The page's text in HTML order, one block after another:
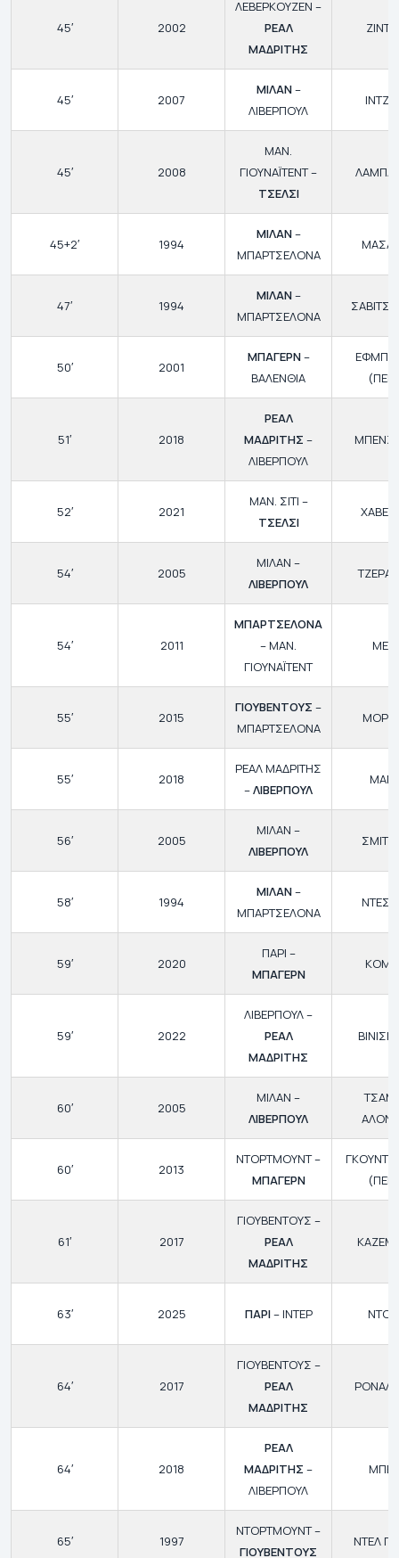
45′ 2002
ΛΕΒΕΡΚΟΥΖΕΝ –
ΡΕΑΛ
ΜΑΔΡΙΤΗΣ
45′ 2007
ΜΙΛΑΝ–
ΛΙΒΕΡΠΟΥΛ
45′ 2008
ΜΑΝ.
ΓΙΟΥΝΑΪΤΕΝΤ –
ΤΣΕΛΣΙ
45+2′ 1994
ΜΙΛΑΝ–
ΜΠΑΡΤΣΕΛΟΝΑ
47′ 1994
ΜΙΛΑΝ–
ΜΠΑΡΤΣΕΛΟΝΑ
50′ 2001
ΜΠΑΓΕΡΝ–
ΒΑΛΕΝΘΙΑ
51′ 2018
ΡΕΑΛ
ΜΑΔΡΙΤΗΣ –
ΛΙΒΕΡΠΟΥΛ
52′ 2021
ΜΑΝ. ΣΙΤΙ –
ΤΣΕΛΣΙ
54′ 2005
ΜΙΛΑΝ –
ΛΙΒΕΡΠΟΥΛ
54′ 2011
ΜΠΑΡΤΣΕΛΟΝΑ
– ΜΑΝ.
ΓΙΟΥΝΑΪΤΕΝΤ
ΜΕΣΙ
55′ 2015
ΓΙΟΥΒΕΝΤΟΥΣ –
ΜΠΑΡΤΣΕΛΟΝΑ
55′ 2018
ΡΕΑΛ ΜΑΔΡΙΤΗΣ
–ΛΙΒΕΡΠΟΥΛ
56′ 2005
ΜΙΛΑΝ –
ΛΙΒΕΡΠΟΥΛ
58′ 1994
ΜΙΛΑΝ–
ΜΠΑΡΤΣΕΛΟΝΑ
59′ 2020
ΠΑΡΙ –
ΜΠΑΓΕΡΝ
59′ 2022
ΛΙΒΕΡΠΟΥΛ –
ΡΕΑΛ
ΜΑΔΡΙΤΗΣ
60′ 2005
ΜΙΛΑΝ –
ΛΙΒΕΡΠΟΥΛ
60′ 2013
ΝΤΟΡΤΜΟΥΝΤ –
ΜΠΑΓΕΡΝ
61′ 2017
ΓΙΟΥΒΕΝΤΟΥΣ –
ΡΕΑΛ
ΜΑΔΡΙΤΗΣ
63′ 2025 ΠΑΡΙ– ΙΝΤΕΡ
64′ 2017
ΓΙΟΥΒΕΝΤΟΥΣ –
ΡΕΑΛ
ΜΑΔΡΙΤΗΣ
64′ 2018
ΡΕΑΛ
ΜΑΔΡΙΤΗΣ –
ΛΙΒΕΡΠΟΥΛ
65′ 1997
ΝΤΟΡΤΜΟΥΝΤ –
ΓΙΟΥΒΕΝΤΟΥΣ
ΝΤΕΛ